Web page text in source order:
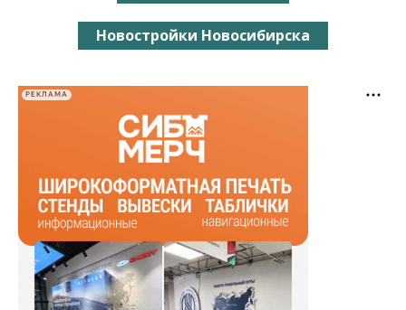
Новостройки Новосибирска
РЕКЛАМА